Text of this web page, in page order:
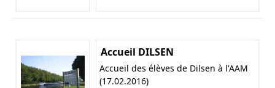
Accueil DILSEN
Accueil des élèves de Dilsen à l'AAM
(17.02.2016)